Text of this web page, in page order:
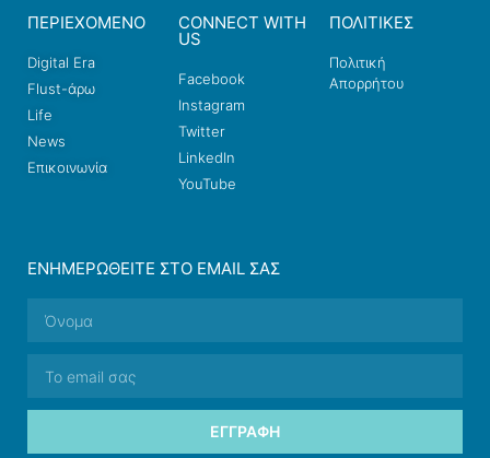
ΠΕΡΙΕΧΟΜΕΝΟ
Digital Era
Flust-άρω
Life
News
Επικοινωνία
CONNECT WITH
US
Facebook
Instagram
Twitter
LinkedIn
YouTube
ΠΟΛΙΤΙΚΕΣ
Πολιτική
Απορρήτου
ΕΝΗΜΕΡΩΘΕΊΤΕ ΣΤΟ EMAIL ΣΑΣ
ΕΓΓΡΑΦΉ